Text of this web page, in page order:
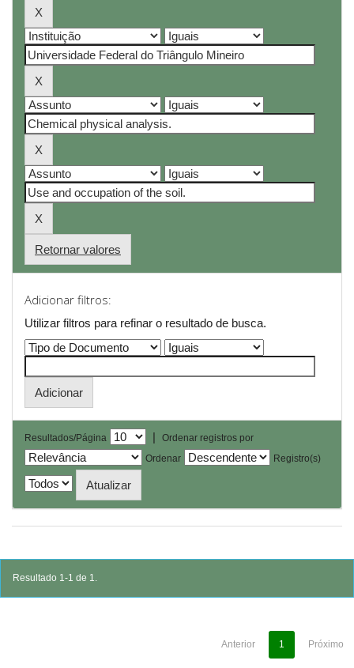
Retornar valores
Adicionar filtros:
Utilizar filtros para refinar o resultado de busca.
Resultados/Página |
Ordenar registros por
Ordenar
Registro(s)
Resultado 1-1 de 1.
Anterior 1 Próximo